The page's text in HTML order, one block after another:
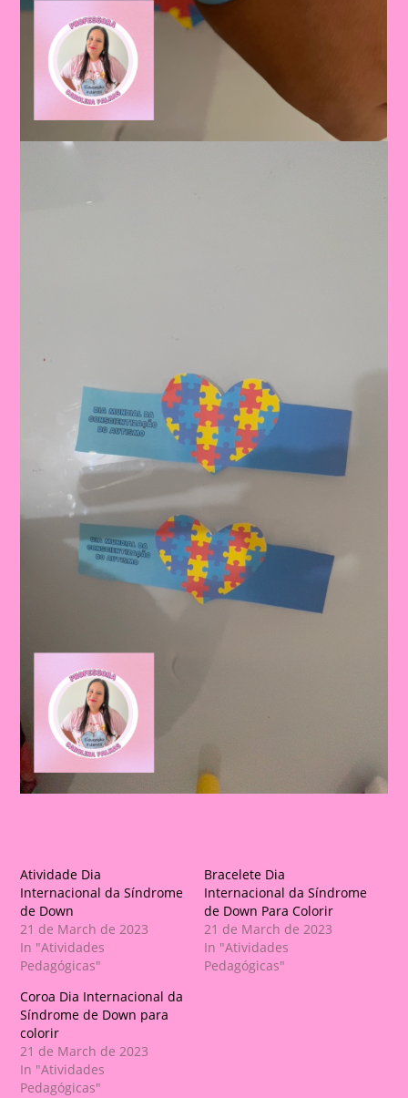
Atividade Dia
Internacional da Síndrome
de Down
21 de March de 2023
In "Atividades
Pedagógicas"
Bracelete Dia
Internacional da Síndrome
de Down Para Colorir
21 de March de 2023
In "Atividades
Pedagógicas"
Coroa Dia Internacional da
Síndrome de Down para
colorir
21 de March de 2023
In "Atividades
Pedagógicas"